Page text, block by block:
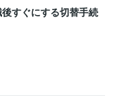
すぐにする切替手続